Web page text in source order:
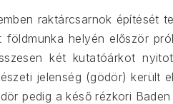
raktárcsarnok építését
helyén először
két kutatóárkot
jelenség (gödör) került
pedig a késő rézkori